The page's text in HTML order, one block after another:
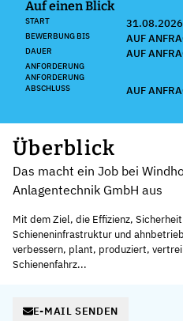
Auf einen Blick
START 31.08.2026
BEWERBUNG BIS AUF
DAUER AUF
ANFORDERUNG
ANFORDERUNG
ABSCHLUSS
AUF
Überblick
Das macht ein Job bei
Anlagentechnik GmbH aus
Mit dem Ziel, die Effizienz,
Schieneninfrastruktur und
verbessern, plant, produziert,
Schienenfahrz...
E-MAIL SENDEN